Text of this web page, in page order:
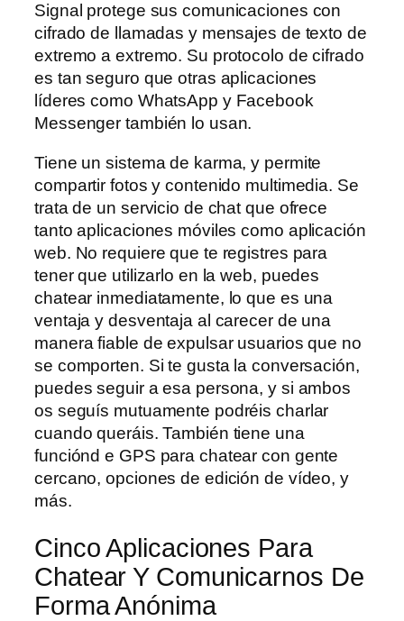
Signal protege sus comunicaciones con
cifrado de llamadas y mensajes de texto de
extremo a extremo. Su protocolo de cifrado
es tan seguro que otras aplicaciones
líderes como WhatsApp y Facebook
Messenger también lo usan.
Tiene un sistema de karma, y permite
compartir fotos y contenido multimedia. Se
trata de un servicio de chat que ofrece
tanto aplicaciones móviles como aplicación
web. No requiere que te registres para
tener que utilizarlo en la web, puedes
chatear inmediatamente, lo que es una
ventaja y desventaja al carecer de una
manera fiable de expulsar usuarios que no
se comporten. Si te gusta la conversación,
puedes seguir a esa persona, y si ambos
os seguís mutuamente podréis charlar
cuando queráis. También tiene una
funciónd e GPS para chatear con gente
cercano, opciones de edición de vídeo, y
más.
Cinco Aplicaciones Para
Chatear Y Comunicarnos De
Forma Anónima